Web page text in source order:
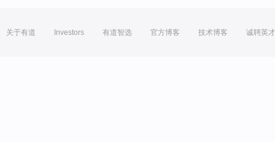
关于有道 Investors 有道智选 官方博客 技术博客 诚聘英才